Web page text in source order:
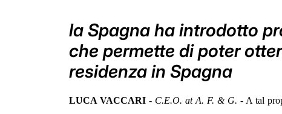
la Spagna ha introdotto
che permette di poter
residenza in Spagna
LUCA VACCARI - C.E.O. at A. F. & G. - A tal